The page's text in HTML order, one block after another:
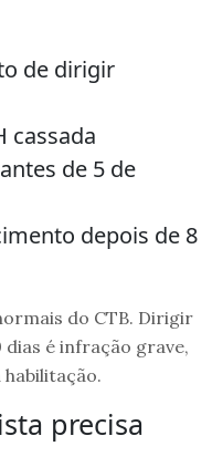
de dirigir
cassada
de 5 de
depois de 8
do CTB. Dirigir
dias é infração grave,
precisa